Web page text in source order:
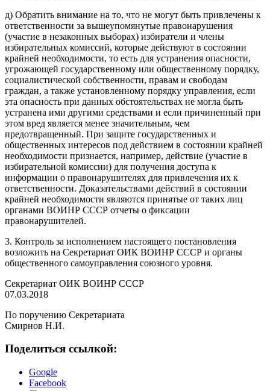
д) Обратить внимание на то, что не могут быть привлечены к
ответственности за вышеупомянутые правонарушения
(участие в незаконных выборах) избиратели и члены
избирательных комиссий, которые действуют в состоянии
крайней необходимости, то есть для устранения опасности,
угрожающей государственному или общественному порядку,
социалистической собственности, правам и свободам
граждан, а также установленному порядку управления, если
эта опасность при данных обстоятельствах не могла быть
устранена ими другими средствами и если причиненный при
этом вред является менее значительным, чем
предотвращенный. При защите государственных и
общественных интересов под действием в состоянии крайней
необходимости признается, например, действие (участие в
избирательной комиссии) для получения доступа к
информации о правонарушителях для привлечения их к
ответственности. Доказательствами действий в состоянии
крайней необходимости являются принятые от таких лиц
органами ВОИНР СССР отчеты о фиксации
правонарушителей.
3. Контроль за исполнением настоящего постановления
возложить на Секретариат ОИК ВОИНР СССР и органы
общественного самоуправления союзного уровня.
Секретариат ОИК ВОИНР СССР
07.03.2018
По поручению Секретариата
Смирнов Н.И.
Поделиться ссылкой:
Google
Facebook